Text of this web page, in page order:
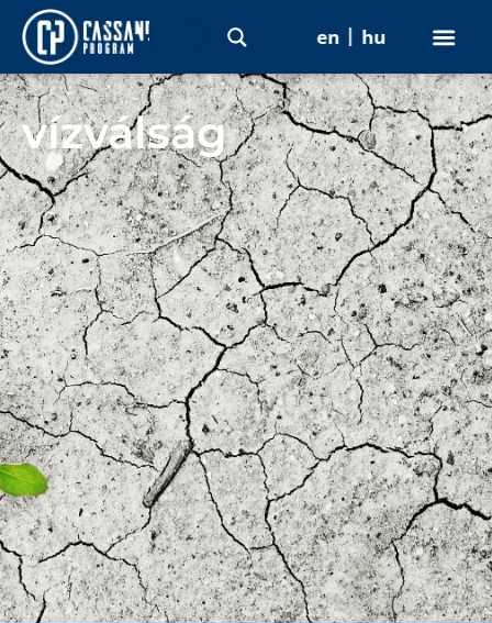
en hu
vízválság